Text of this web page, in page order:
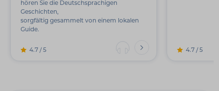
hören Sie die Deutschsprachigen
Geschichten,
sorgfältig gesammelt von einem lokalen
Guide.
4.7 / 5 4.7 / 5